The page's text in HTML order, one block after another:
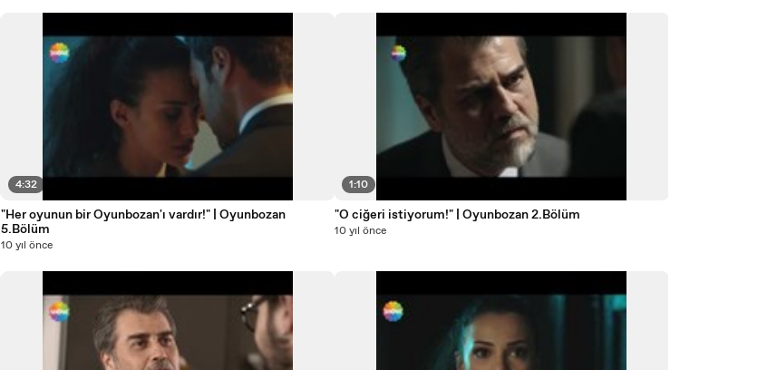
4:32
"Her oyunun bir Oyunbozan'ı vardır!" | Oyunbozan
5.Bölüm
10 yıl önce
1:10
"O ciğeri istiyorum!" | Oyunbozan 2.Bölüm
10 yıl önce